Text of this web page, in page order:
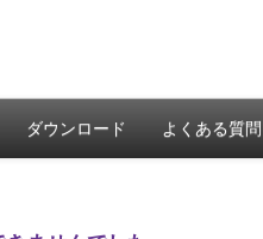
ダウンロード よくある質問